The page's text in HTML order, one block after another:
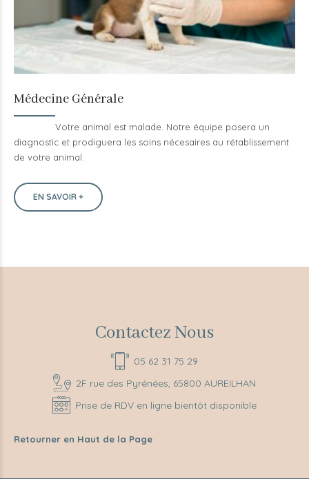
Médecine Générale
Votre animal est malade. Notre équipe posera un
diagnostic et prodiguera les soins nécesaires au rétablissement
de votre animal.
EN SAVOIR +
Contactez Nous
05 62 31 75 29
2F rue des Pyrénées, 65800 AUREILHAN
Prise de RDV en ligne bientôt disponible
Retourner en Haut de la Page